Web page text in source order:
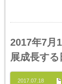
2017年7月
展成長する
2017.07.18